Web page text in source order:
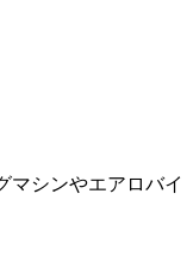
マシンやエアロバイ